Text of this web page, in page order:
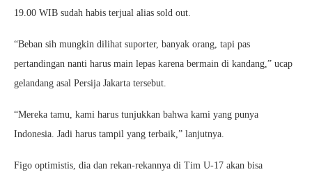
19.00 WIB sudah habis terjual alias sold out.
“Beban sih mungkin dilihat suporter, banyak orang, tapi pas
pertandingan nanti harus main lepas karena bermain di kandang,” ucap
gelandang asal Persija Jakarta tersebut.
“Mereka tamu, kami harus tunjukkan bahwa kami yang punya
Indonesia. Jadi harus tampil yang terbaik,” lanjutnya.
Figo optimistis, dia dan rekan-rekannya di Tim U-17 akan bisa